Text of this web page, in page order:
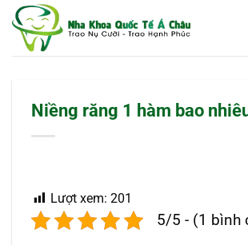
qua
Niềng răng 1 hàm bao
Lượt xem: 201
5/5 - (1 bình